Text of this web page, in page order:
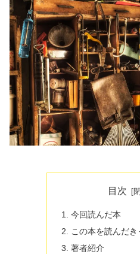
目次
今回読んだ本
この本を読んだき
著者紹介